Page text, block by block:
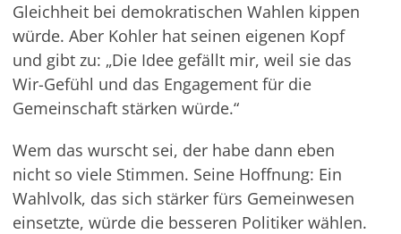
Gleichheit bei demokratischen Wahlen kippen
würde. Aber Kohler hat seinen eigenen Kopf
und gibt zu: „Die Idee gefällt mir, weil sie das
Wir-Gefühl und das Engagement für die
Gemeinschaft stärken würde.“
Wem das wurscht sei, der habe dann eben
nicht so viele Stimmen. Seine Hoffnung: Ein
Wahlvolk, das sich stärker fürs Gemeinwesen
einsetzte, würde die besseren Politiker wählen.